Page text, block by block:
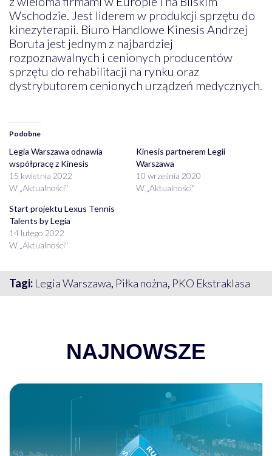
Wschodzie. Jest liderem w produkcji sprzętu do
kinezyterapii. Biuro Handlowe Kinesis Andrzej
Boruta jest jednym z najbardziej
rozpoznawalnych i cenionych producentów
sprzętu do rehabilitacji na rynku oraz
dystrybutorem cenionych urządzeń medycznych.
Podobne
Legia Warszawa odnawia
współpracę z Kinesis
15 kwietnia 2022
W „Aktualności"
Kinesis partnerem Legii
Warszawa
10 września 2020
W „Aktualności"
Start projektu Lexus Tennis
Talents by Legia
14 lutego 2022
W „Aktualności"
Tagi: Legia Warszawa, Piłka nożna, PKO Ekstraklasa
NAJNOWSZE